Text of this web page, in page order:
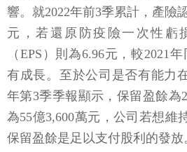
響。就2022年前3季累計，產險
元，若還原防疫險一次性虧
（EPS）則為6.96元，較2021
有成長。至於公司是否有能力
年第3季季報顯示，保留盈餘為
為55億3,600萬元，公司若想維
保留盈餘是足以支付股利的發放